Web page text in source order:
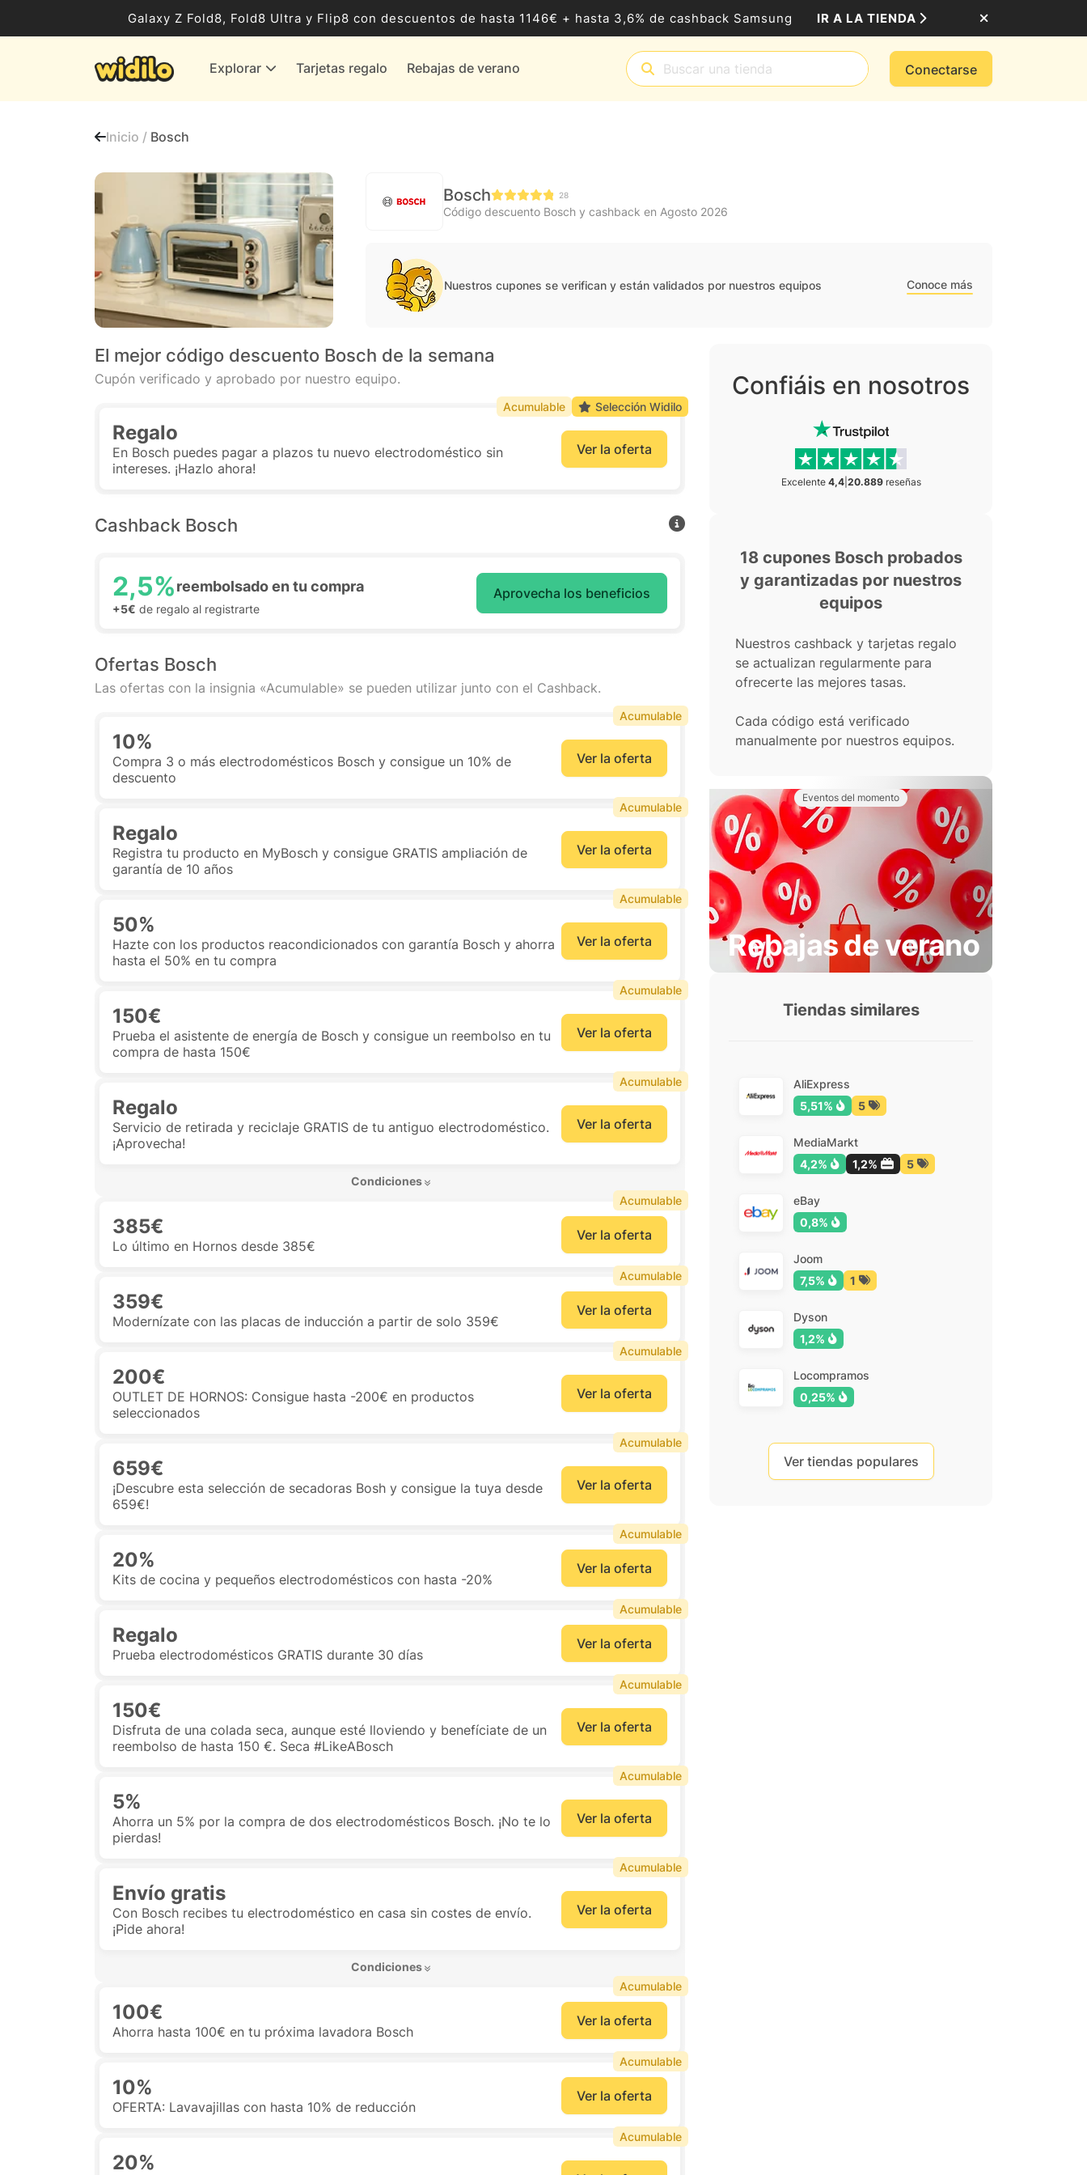
Galaxy Z Fold8, Fold8 Ultra y Flip8 con descuentos de hasta 1146€ + hasta 3,6% de cashback Samsung IR A LA TIENDA
Explorar Tarjetas regalo Rebajas de verano Conectarse
Ocio, Entretenimiento y Cultura
Proveedores de gas y energía
Todas las tiendas
Inicio / Bosch
Bosch 28
Código descuento Bosch y cashback en Agosto 2026
Nuestros cupones se verifican y están validados por nuestros equipos Conoce más
El mejor código descuento Bosch de la semana
Cupón verificado y aprobado por nuestro equipo.
Regalo
En Bosch puedes pagar a plazos tu nuevo electrodoméstico sin
intereses. ¡Hazlo ahora!
Ver la oferta
Acumulable Selección Widilo
Cashback Bosch
2,5%reembolsado en tu compra
+5€ de regalo al registrarte
Aprovecha los beneficios
Ofertas Bosch
Las ofertas con la insignia «Acumulable» se pueden utilizar junto con el Cashback.
10%
Compra 3 o más electrodomésticos Bosch y consigue un 10% de
descuento
Ver la oferta
Acumulable
Regalo
Registra tu producto en MyBosch y consigue GRATIS ampliación de
garantía de 10 años
Ver la oferta
Acumulable
50%
Hazte con los productos reacondicionados con garantía Bosch y ahorra
hasta el 50% en tu compra
Ver la oferta
Acumulable
150€
Prueba el asistente de energía de Bosch y consigue un reembolso en tu
compra de hasta 150€
Ver la oferta
Acumulable
Regalo
Servicio de retirada y reciclaje GRATIS de tu antiguo electrodoméstico.
¡Aprovecha!
Ver la oferta
Condiciones
Acumulable
385€
Lo último en Hornos desde 385€
Ver la oferta
Acumulable
359€
Modernízate con las placas de inducción a partir de solo 359€
Ver la oferta
Acumulable
200€
OUTLET DE HORNOS: Consigue hasta -200€ en productos
seleccionados
Ver la oferta
Acumulable
659€
¡Descubre esta selección de secadoras Bosh y consigue la tuya desde
659€!
Ver la oferta
Acumulable
20%
Kits de cocina y pequeños electrodomésticos con hasta -20%
Ver la oferta
Acumulable
Regalo
Prueba electrodomésticos GRATIS durante 30 días
Ver la oferta
Acumulable
150€
Disfruta de una colada seca, aunque esté lloviendo y benefíciate de un
reembolso de hasta 150 €. Seca #LikeABosch
Ver la oferta
Acumulable
5%
Ahorra un 5% por la compra de dos electrodomésticos Bosch. ¡No te lo
pierdas!
Ver la oferta
Acumulable
Envío gratis
Con Bosch recibes tu electrodoméstico en casa sin costes de envío.
¡Pide ahora!
Ver la oferta
Condiciones
Acumulable
100€
Ahorra hasta 100€ en tu próxima lavadora Bosch
Ver la oferta
Acumulable
10%
OFERTA: Lavavajillas con hasta 10% de reducción
Ver la oferta
Acumulable
20%
Acumulable
Confiáis en nosotros
Excelente 4,4| 20.889reseñas
18 cupones Bosch probados
y garantizadas por nuestros
equipos
Nuestros cashback y tarjetas regalo
se actualizan regularmente para
ofrecerte las mejores tasas.
Cada código está verificado
manualmente por nuestros equipos.
Eventos del momento
Rebajas de verano
Tiendas similares
AliExpress
5,51%
5
MediaMarkt
4,2%
1,2% 5
eBay
0,8%
Joom
7,5%
1
Dyson
1,2%
Locompramos
0,25%
Ver tiendas populares